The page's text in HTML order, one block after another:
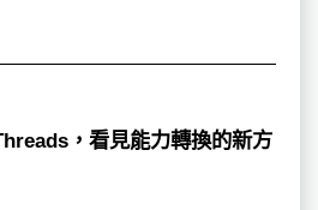
，看見能力轉換的新方